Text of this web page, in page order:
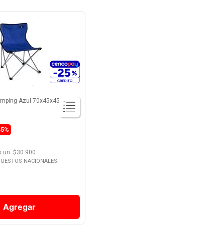
Azul 70x45x45 Cm
un: $30.900
NACIONALES:
Agregar